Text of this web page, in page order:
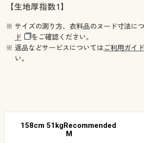
【生地厚指数1】
※ サイズの測り方、衣料品のヌード寸法に
ド
をご確認ください。
※ 返品などサービスについてはご利用ガイド
い。
158cm 51kgRecommended
M